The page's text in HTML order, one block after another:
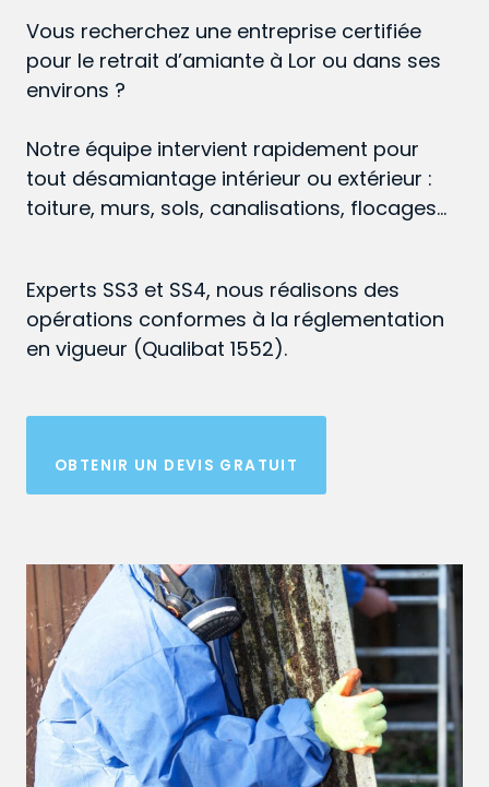
Vous recherchez une entreprise certifiée
pour le retrait d’amiante à Lor ou dans ses
environs ?
Notre équipe intervient rapidement pour
tout désamiantage intérieur ou extérieur :
toiture, murs, sols, canalisations, flocages…
Experts SS3 et SS4, nous réalisons des
opérations conformes à la réglementation
en vigueur (Qualibat 1552).
OBTENIR UN DEVIS GRATUIT